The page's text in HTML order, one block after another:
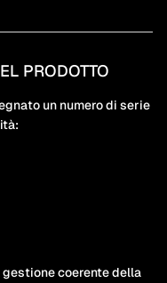
PRODOTTO
un numero di serie
coerente della